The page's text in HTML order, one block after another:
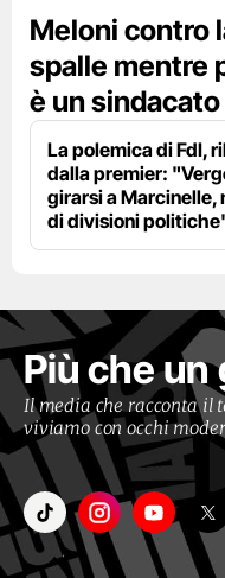
Meloni contro
spalle mentre
è un
La polemica di FdI,
dalla premier:
girarsi a Marcinelle,
di divisioni
Più che un
Il media che racconta il
viviamo con occhi